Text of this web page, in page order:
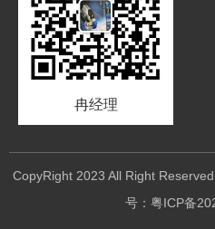
冉经理
CopyRight 2023 All Right
号： 粤ICP备